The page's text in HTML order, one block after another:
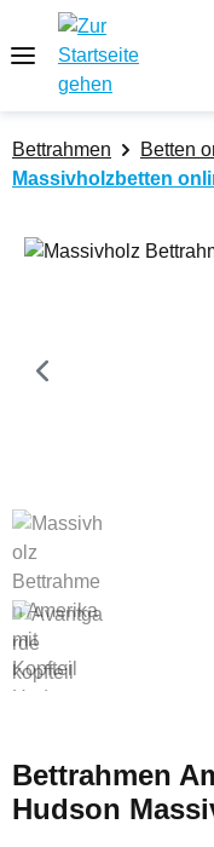
Zum Hauptinhalt
Bettrahmen
Betten
Massivholzbetten
Bildergalerie
Bettrahmen
Hudson